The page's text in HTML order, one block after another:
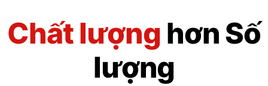
Chất lượng hơn Số
lượng